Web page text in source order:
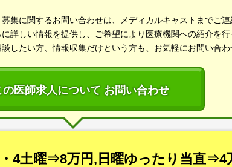
集に関するお問い合わせは、メディカルキャストまでご連
詳しい情報を提供し、ご希望により医療機関への紹介を行
したい方、情報収集だけという方も、お気軽にお問い合わ
の医師求人について お問い合わせ
4土曜⇒8万円,日曜ゆったり当直⇒4